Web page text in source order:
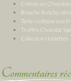
Crème au Chocolat
Brioche Butchy
Tarte rustique aux
Truffes Chocolat
Cake aux Noisettes
Commentaires